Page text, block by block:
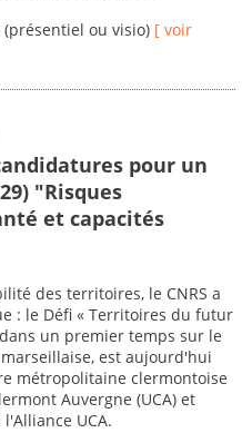
ou visio) [ voir
pour un
"Risques
et capacités
des territoires, le CNRS a
: le Défi « Territoires du futur
un premier temps sur le
est aujourd'hui
métropolitaine clermontoise
Auvergne (UCA) et
UCA.